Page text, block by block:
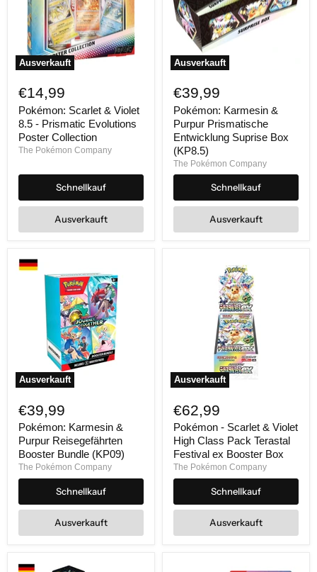
Ausverkauft
Scarlet
&
Violet
8.5
Prismatic
Evolutions
Collection
€14,99
Pokémon: Scarlet & Violet
8.5 - Prismatic Evolutions
Poster Collection
The Pokémon Company
Schnellkauf
Ausverkauft
Ausverkauft
Karmesin
&
Purpur
Prismatische
Entwicklung
Suprise
Box
(KP8.5)
€39,99
Pokémon: Karmesin &
Purpur Prismatische
Entwicklung Suprise Box
(KP8.5)
The Pokémon Company
Schnellkauf
Ausverkauft
Ausverkauft
Karmesin
&
Purpur
Reisegefährten
Booster
Bundle
(KP09)
€39,99
Pokémon: Karmesin &
Purpur Reisegefährten
Booster Bundle (KP09)
The Pokémon Company
Schnellkauf
Ausverkauft
Ausverkauft
Scarlet
&
Violet
High
Class
Pack
Terastal
ex
€62,99
Pokémon - Scarlet & Violet
High Class Pack Terastal
Festival ex Booster Box
The Pokémon Company
Schnellkauf
Ausverkauft